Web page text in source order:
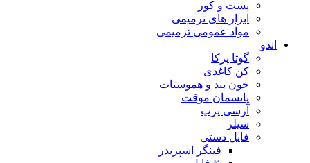
پست و کور
ابزار های ترمیمی
مواد عمومی ترمیمی
اندو
گوتا پرکا
کن کاغذی
خون بند و هموستات
پانسمان موقت
آرسی پرپ
سیلر
فایل دستی
فینگر اسپریدر